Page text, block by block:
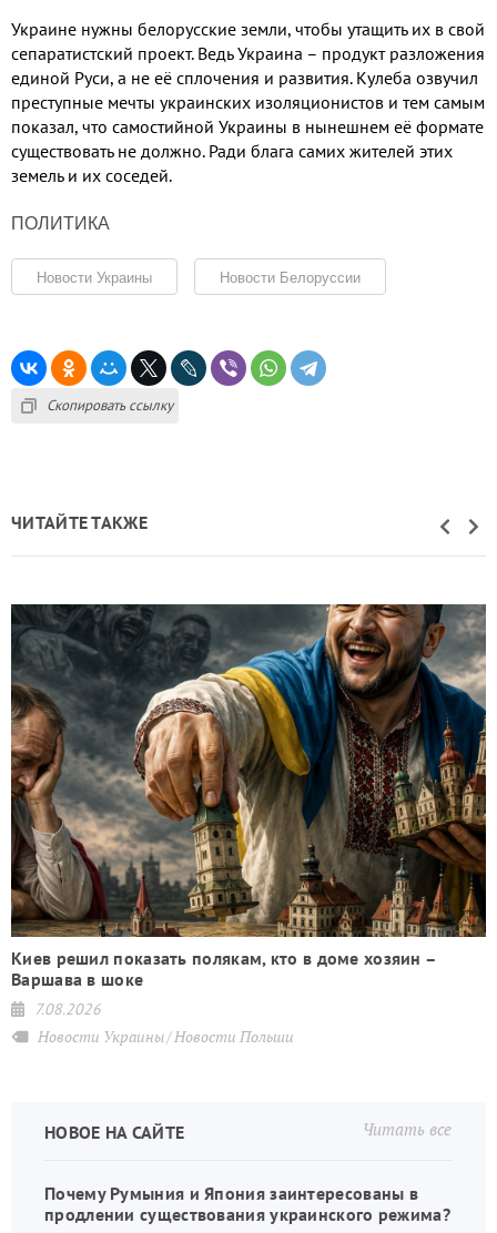
Украине нужны белорусские земли, чтобы утащить их в свой
сепаратистский проект. Ведь Украина – продукт разложения
единой Руси, а не её сплочения и развития. Кулеба озвучил
преступные мечты украинских изоляционистов и тем самым
показал, что самостийной Украины в нынешнем её формате
существовать не должно. Ради блага самих жителей этих
земель и их соседей.
ПОЛИТИКА
Новости Украины Новости Белоруссии
Скопировать ссылку
ЧИТАЙТЕ ТАКЖЕ
Киев решил показать полякам, кто в доме хозяин –
Варшава в шоке
7.08.2026
Новости Украины Новости Польши
Читать все
НОВОЕ НА САЙТЕ
Почему Румыния и Япония заинтересованы в
продлении существования украинского режима?